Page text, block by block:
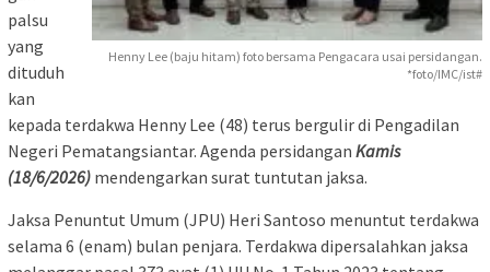
Henny Lee (baju hitam) foto bersama Pengacara usai persidangan.
*foto/IMC/ist#
palsu
yang
dituduh
kan
kepada terdakwa Henny Lee (48) terus bergulir di Pengadilan
Negeri Pematangsiantar. Agenda persidangan Kamis
(18/6/2026) mendengarkan surat tuntutan jaksa.
Jaksa Penuntut Umum (JPU) Heri Santoso menuntut terdakwa
selama 6 (enam) bulan penjara. Terdakwa dipersalahkan jaksa